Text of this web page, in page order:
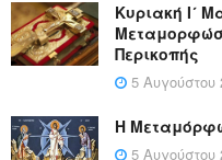
Κυριακή Ι´
Περικοπής
5 Αυγούστου
Η
5 Αυγούστου